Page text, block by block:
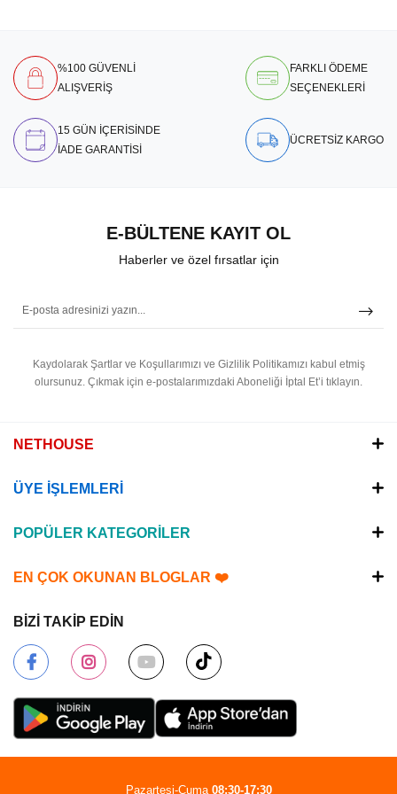
%100 GÜVENLİ
ALIŞVERİŞ
FARKLI ÖDEME
SEÇENEKLERİ
15 GÜN İÇERİSİNDE
İADE GARANTİSİ
ÜCRETSİZ KARGO
E-BÜLTENE KAYIT OL
Haberler ve özel fırsatlar için
Kaydolarak Şartlar ve Koşullarımızı ve Gizlilik Politikamızı kabul etmiş
olursunuz. Çıkmak için e-postalarımızdaki Aboneliği İptal Et’i tıklayın.
NETHOUSE
ÜYE İŞLEMLERİ
POPÜLER KATEGORİLER
EN ÇOK OKUNAN BLOGLAR ❤️
BİZİ TAKİP EDİN
Pazartesi-Cuma 08:30-17:30